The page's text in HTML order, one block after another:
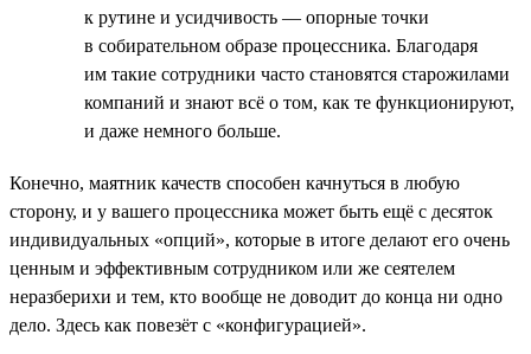
к рутине и усидчивость — опорные точки
в собирательном образе процессника. Благодаря
им такие сотрудники часто становятся старожилами
компаний и знают всё о том, как те функционируют,
и даже немного больше.
Конечно, маятник качеств способен качнуться в любую
сторону, и у вашего процессника может быть ещё с десяток
индивидуальных «опций», которые в итоге делают его очень
ценным и эффективным сотрудником или же сеятелем
неразберихи и тем, кто вообще не доводит до конца ни одно
дело. Здесь как повезёт с «конфигурацией».